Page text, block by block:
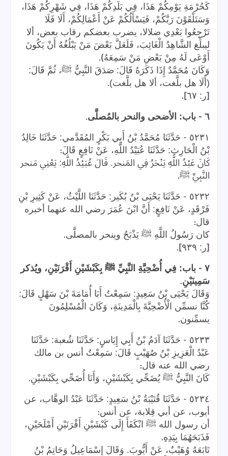
كَحُرْمَةِ يَوْمِكُمْ هَذَا، فِي بَلَدِكُمْ هَذَا، فِي شَهْرِكُمْ هَذَا،
وَسَتَلْقَوْنَ رَبَّكُمْ، فَيَسْأَلُكُمْ عَنْ أَعْمَالِكُمْ، أَلَا فَلَا
تَرْجِعُوا بَعْدِي ضلالا، يضرب بعضكم رقاب بعض، ألا
ليبلِّغ الشَّاهِدُ الْغَائِبَ، فَلَعَلَّ بَعْضَ مَنْ يَبْلُغُهُ أَنْ يَكُونَ
أَوْعَى لَهُ مِنْ بَعْضِ مَنْ سَمِعَهُ).
وَكَانَ مُحَمَّدٌ إِذَا ذَكَرَهُ قَالَ: صَدَقَ النَّبِيُّ ﷺ، ثُمَّ قَالَ:
(أَلَا هل بلَّغت، ألا هل بلَّغت).
[ر: ٦٧ ].
٦ - باب: الأضحى والنحر بالمُصلَّى.
٥٢٣١ - حَدَّثَنَا مُحَمَّدُ بْنُ أَبِي بَكْرٍ المُقَدَّمي: حَدَّثَنَا خَالِدُ
بْنُ الْحَارِثِ: حَدَّثَنَا عُبَيْدُ اللَّهِ، عَنْ نَافِعٍ قَالَ:
كَانَ عَبْدُ اللَّهِ يَنْحَرُ فِي المَنحر. قَالَ عُبَيْدُ اللَّهِ: يَعْنِي مَنحر
النَّبِيِّ ﷺ.
٥٢٣٢ - حَدَّثَنَا يَحْيَى بْنُ بُكَير: حَدَّثَنَا اللَّيْثُ، عَنْ كَثِيرِ بْنِ
فَرْقَدٍ، عَنْ نَافِعٍ: أَنَّ ابْنَ عُمَرَ رضي الله عنهما أخبره
قال:
كان رَسُولُ اللَّهِ ﷺ يَذْبَحُ وينحر بالمصلَّى.
[ر: ٩٣٩ ].
٧ - باب: فِي أُضْحِيَّةِ النَّبِيِّ ﷺ بِكَبْشَيْنِ أَقْرَنَيْنِ، ويُذكر
سَمِينَيْنِ.
وَقَالَ يَحْيَى بْنُ سَعِيدٍ: سَمِعْتُ أَبَا أُمَامَةَ بْنَ سَهْلٍ قَالَ:
كُنَّا نسمِّن الْأُضْحِيَّةَ بِالْمَدِينَةِ، وَكَانَ الْمُسْلِمُونَ
يسمِّنون.
٥٢٣٣ - حَدَّثَنَا آدَمُ بْنُ أَبِي إِيَاسٍ: حَدَّثَنَا شُعبة: حَدَّثَنَا
عَبْدُ الْعَزِيزِ بْنُ صُهَيْبٍ قَالَ: سَمِعْتُ أنس بن مالك
رضي الله عنه قال:
كَانَ النَّبِيُّ ﷺ يُضَحِّي بِكَبْشَيْنِ، وَأَنَا أُضَحِّي بِكَبْشَيْنِ.
٥٢٣٤ - حَدَّثَنَا قُتَيْبَةُ بْنُ سَعِيدٍ: حَدَّثَنَا عَبْدُ الوهَّاب، عن
أيوب، عن أبي قِلابة، عن أنس:
أن رسول الله ﷺ انْكَفَأَ إِلَى كَبْشَيْنِ أَقْرَنَيْنِ أَمْلَحَيْنِ،
فَذَبَحَهُمَا بِيَدِهِ.
تَابَعَهُ وُهَيْبٌ، عَنْ أَيُّوبَ. وَقَالَ إِسْمَاعِيلُ وَحَاتِمُ بْنُ